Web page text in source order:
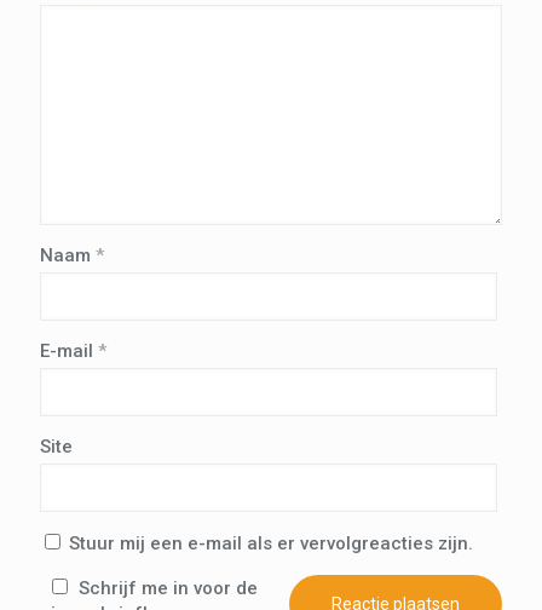
Naam *
E-mail *
Site
Stuur mij een e-mail als er vervolgreacties zijn.
Schrijf me in voor de